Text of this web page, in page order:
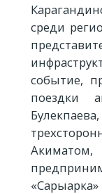
среди
событие,
поездки